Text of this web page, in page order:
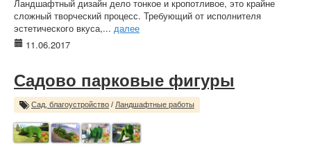
Ландшафтный дизайн дело тонкое и кропотливое, это крайне
сложный творческий процесс. Требующий от исполнителя
эстетического вкуса,... далее
11.06.2017
Садово парковые фигуры
Сад, благоустройство / Ландшафтные работы